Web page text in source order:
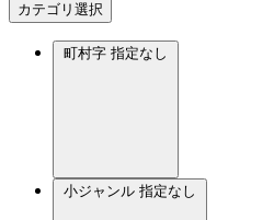
カテゴリ選択
町村字 指定なし
小ジャンル 指定なし